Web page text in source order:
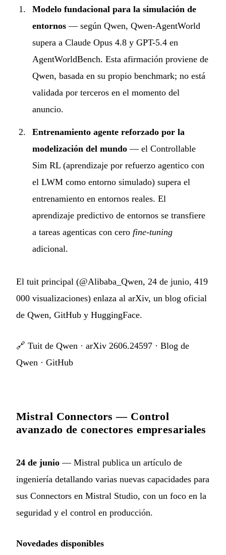
Modelo fundacional para la simulación de
entornos — según Qwen, Qwen-AgentWorld
supera a Claude Opus 4.8 y GPT-5.4 en
AgentWorldBench. Esta afirmación proviene de
Qwen, basada en su propio benchmark; no está
validada por terceros en el momento del
anuncio.
Entrenamiento agente reforzado por la
modelización del mundo — el Controllable
Sim RL (aprendizaje por refuerzo agentico con
el LWM como entorno simulado) supera el
entrenamiento en entornos reales. El
aprendizaje predictivo de entornos se transfiere
a tareas agenticas con cero fine-tuning
adicional.
El tuit principal (@Alibaba_Qwen, 24 de junio, 419
000 visualizaciones) enlaza al arXiv, un blog oficial
de Qwen, GitHub y HuggingFace.
🔗 Tuit de Qwen · arXiv 2606.24597 · Blog de
Qwen · GitHub
Mistral Connectors — Control
avanzado de conectores empresariales
24 de junio — Mistral publica un artículo de
ingeniería detallando varias nuevas capacidades para
sus Connectors en Mistral Studio, con un foco en la
seguridad y el control en producción.
Novedades disponibles